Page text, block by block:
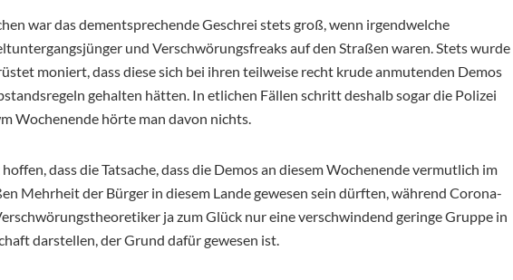
war das dementsprechende Geschrei stets groß, wenn irgendwelche
und Verschwörungsfreaks auf den Straßen waren. Stets wurde
moniert, dass diese sich bei ihren teilweise recht krude anmutenden Demos
gehalten hätten. In etlichen Fällen schritt deshalb sogar die Polizei
Wochenende hörte man davon nichts.
dass die Tatsache, dass die Demos an diesem Wochenende vermutlich im
Mehrheit der Bürger in diesem Lande gewesen sein dürften, während Corona-
ja zum Glück nur eine verschwindend geringe Gruppe in
darstellen, der Grund dafür gewesen ist.